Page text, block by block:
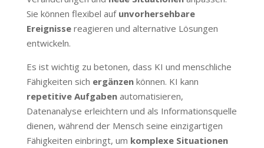
Sie können flexibel auf unvorhersehbare
Ereignissereagieren und alternative Lösungen
entwickeln.
Es ist wichtig zu betonen, dass KI und menschliche
Fähigkeiten sich ergänzenkönnen. KI kann
repetitive Aufgabenautomatisieren,
Datenanalyse erleichtern und als Informationsquelle
dienen, während der Mensch seine einzigartigen
Fähigkeiten einbringt, um komplexe Situationen